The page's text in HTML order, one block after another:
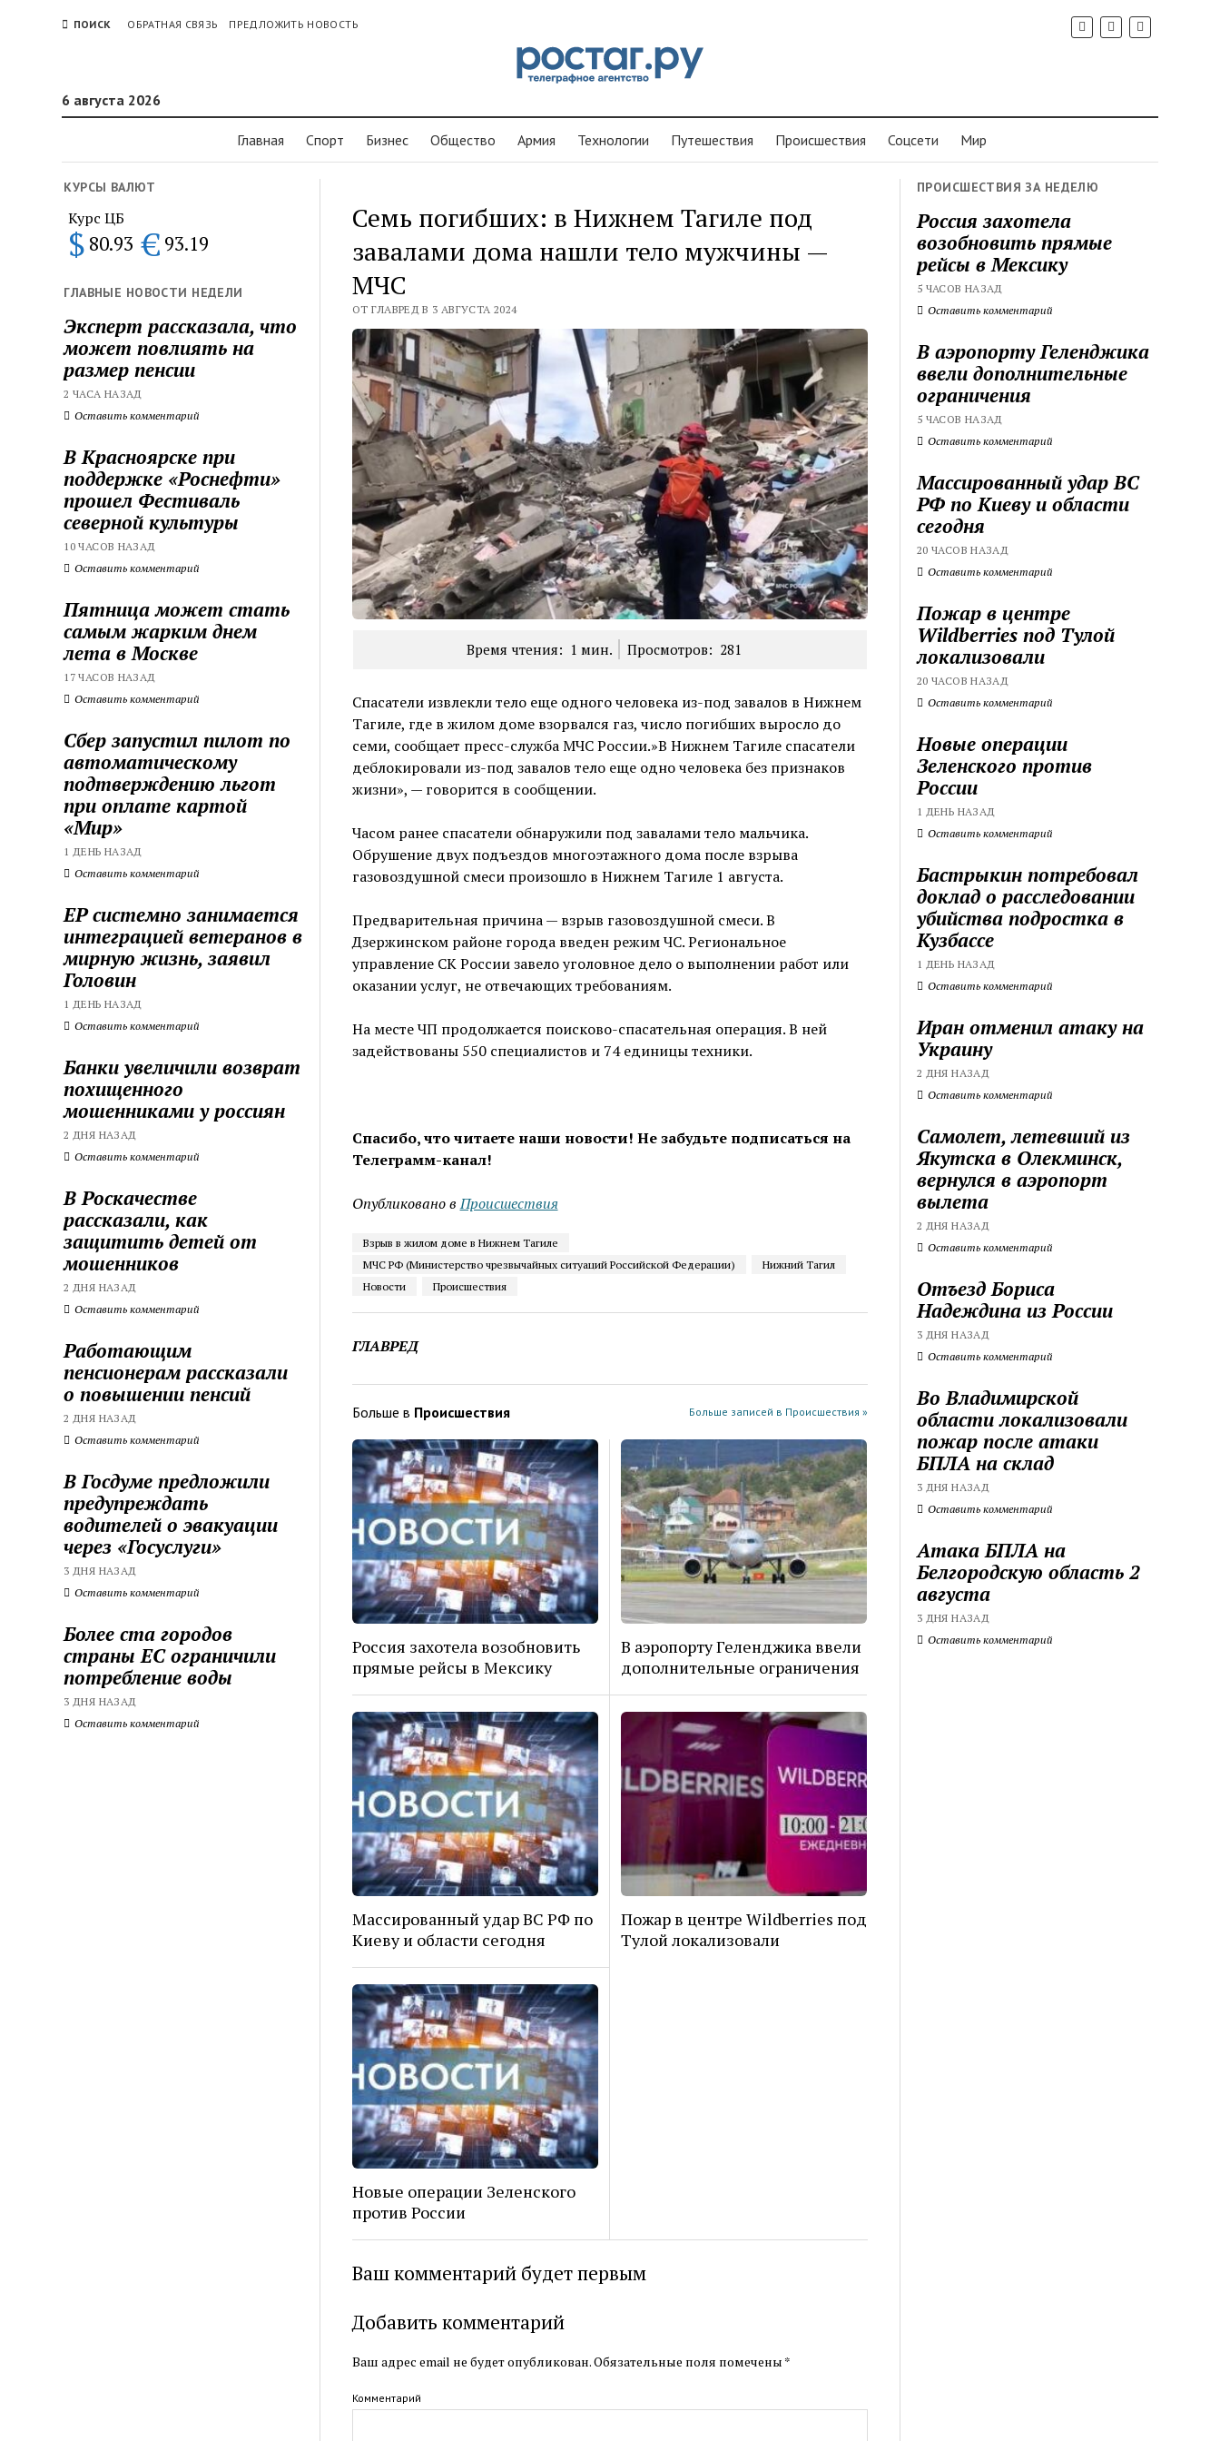
ПОИСК ОБРАТНАЯ СВЯЗЬ ПРЕДЛОЖИТЬ НОВОСТЬ
6 августа 2026
Главная Спорт Бизнес Общество Армия Технологии Путешествия Проиcшествия Соцсети Мир
КУРСЫ ВАЛЮТ
Курс ЦБ
$ 80.93 € 93.19
ГЛАВНЫЕ НОВОСТИ НЕДЕЛИ
Эксперт рассказала, что
может повлиять на
размер пенсии
2 ЧАСА НАЗАД
Оставить комментарий
В Красноярске при
поддержке «Роснефти»
прошел Фестиваль
северной культуры
10 ЧАСОВ НАЗАД
Оставить комментарий
Пятница может стать
самым жарким днем
лета в Москве
17 ЧАСОВ НАЗАД
Оставить комментарий
Сбер запустил пилот по
автоматическому
подтверждению льгот
при оплате картой
«Мир»
1 ДЕНЬ НАЗАД
Оставить комментарий
ЕР системно занимается
интеграцией ветеранов в
мирную жизнь, заявил
Головин
1 ДЕНЬ НАЗАД
Оставить комментарий
Банки увеличили возврат
похищенного
мошенниками у россиян
2 ДНЯ НАЗАД
Оставить комментарий
В Роскачестве
рассказали, как
защитить детей от
мошенников
2 ДНЯ НАЗАД
Оставить комментарий
Работающим
пенсионерам рассказали
о повышении пенсий
2 ДНЯ НАЗАД
Оставить комментарий
В Госдуме предложили
предупреждать
водителей о эвакуации
через «Госуслуги»
3 ДНЯ НАЗАД
Оставить комментарий
Более ста городов
страны ЕС ограничили
потребление воды
3 ДНЯ НАЗАД
Оставить комментарий
Семь погибших: в Нижнем Тагиле под
завалами дома нашли тело мужчины —
МЧС
ОТ ГЛАВРЕД В 3 АВГУСТА 2024
Время чтения: 1 мин. Просмотров: 281
Спасатели извлекли тело еще одного человека из-под завалов в Нижнем
Тагиле, где в жилом доме взорвался газ, число погибших выросло до
семи, сообщает пресс-служба МЧС России.»В Нижнем Тагиле спасатели
деблокировали из-под завалов тело еще одно человека без признаков
жизни», — говорится в сообщении.
Часом ранее спасатели обнаружили под завалами тело мальчика.
Обрушение двух подъездов многоэтажного дома после взрыва
газовоздушной смеси произошло в Нижнем Тагиле 1 августа.
Предварительная причина — взрыв газовоздушной смеси. В
Дзержинском районе города введен режим ЧС. Региональное
управление СК России завело уголовное дело о выполнении работ или
оказании услуг, не отвечающих требованиям.
На месте ЧП продолжается поисково-спасательная операция. В ней
задействованы 550 специалистов и 74 единицы техники.
Спасибо, что читаете наши новости! Не забудьте подписаться на
Телеграмм-канал!
Опубликовано в Проиcшествия
Взрыв в жилом доме в Нижнем Тагиле
МЧС РФ (Министерство чрезвычайных ситуаций Российской Федерации)
Нижний Тагил
Новости
Происшествия
ГЛАВРЕД
Больше в Проиcшествия Больше записей в Проиcшествия »
Россия захотела возобновить
прямые рейсы в Мексику
В аэропорту Геленджика ввели
дополнительные ограничения
Массированный удар ВС РФ по
Киеву и области сегодня
Пожар в центре Wildberries под
Тулой локализовали
Новые операции Зеленского
против России
Ваш комментарий будет первым
Добавить комментарий
Ваш адрес email не будет опубликован.Обязательные поля помечены *
Комментарий
ПРОИСШЕСТВИЯ ЗА НЕДЕЛЮ
Россия захотела
возобновить прямые
рейсы в Мексику
5 ЧАСОВ НАЗАД
Оставить комментарий
В аэропорту Геленджика
ввели дополнительные
ограничения
5 ЧАСОВ НАЗАД
Оставить комментарий
Массированный удар ВС
РФ по Киеву и области
сегодня
20 ЧАСОВ НАЗАД
Оставить комментарий
Пожар в центре
Wildberries под Тулой
локализовали
20 ЧАСОВ НАЗАД
Оставить комментарий
Новые операции
Зеленского против
России
1 ДЕНЬ НАЗАД
Оставить комментарий
Бастрыкин потребовал
доклад о расследовании
убийства подростка в
Кузбассе
1 ДЕНЬ НАЗАД
Оставить комментарий
Иран отменил атаку на
Украину
2 ДНЯ НАЗАД
Оставить комментарий
Самолет, летевший из
Якутска в Олекминск,
вернулся в аэропорт
вылета
2 ДНЯ НАЗАД
Оставить комментарий
Отъезд Бориса
Надеждина из России
3 ДНЯ НАЗАД
Оставить комментарий
Во Владимирской
области локализовали
пожар после атаки
БПЛА на склад
3 ДНЯ НАЗАД
Оставить комментарий
Атака БПЛА на
Белгородскую область 2
августа
3 ДНЯ НАЗАД
Оставить комментарий